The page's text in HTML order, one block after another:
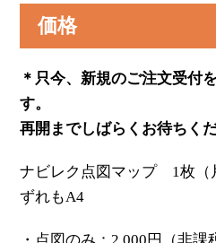
価格
＊只今、新規のご注文受付
す。
再開までしばらくお待ちくだ
ナビレク点図マップ 1枚（
ずれもA4